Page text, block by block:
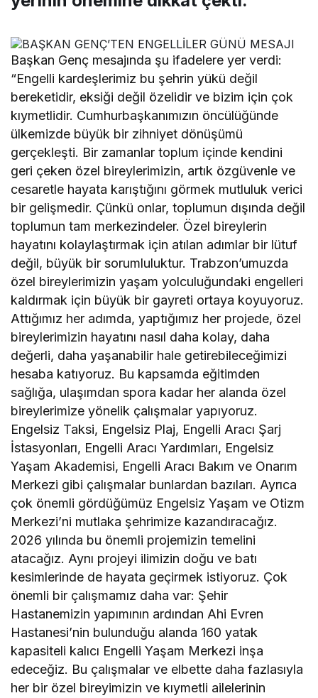
Başkan Genç mesajında şu ifadelere yer verdi:
“Engelli kardeşlerimiz bu şehrin yükü değil
bereketidir, eksiği değil özelidir ve bizim için çok
kıymetlidir. Cumhurbaşkanımızın öncülüğünde
ülkemizde büyük bir zihniyet dönüşümü
gerçekleşti. Bir zamanlar toplum içinde kendini
geri çeken özel bireylerimizin, artık özgüvenle ve
cesaretle hayata karıştığını görmek mutluluk verici
bir gelişmedir. Çünkü onlar, toplumun dışında değil
toplumun tam merkezindeler. Özel bireylerin
hayatını kolaylaştırmak için atılan adımlar bir lütuf
değil, büyük bir sorumluluktur. Trabzon’umuzda
özel bireylerimizin yaşam yolculuğundaki engelleri
kaldırmak için büyük bir gayreti ortaya koyuyoruz.
Attığımız her adımda, yaptığımız her projede, özel
bireylerimizin hayatını nasıl daha kolay, daha
değerli, daha yaşanabilir hale getirebileceğimizi
hesaba katıyoruz. Bu kapsamda eğitimden
sağlığa, ulaşımdan spora kadar her alanda özel
bireylerimize yönelik çalışmalar yapıyoruz.
Engelsiz Taksi, Engelsiz Plaj, Engelli Aracı Şarj
İstasyonları, Engelli Aracı Yardımları, Engelsiz
Yaşam Akademisi, Engelli Aracı Bakım ve Onarım
Merkezi gibi çalışmalar bunlardan bazıları. Ayrıca
çok önemli gördüğümüz Engelsiz Yaşam ve Otizm
Merkezi’ni mutlaka şehrimize kazandıracağız.
2026 yılında bu önemli projemizin temelini
atacağız. Aynı projeyi ilimizin doğu ve batı
kesimlerinde de hayata geçirmek istiyoruz. Çok
önemli bir çalışmamız daha var: Şehir
Hastanemizin yapımının ardından Ahi Evren
Hastanesi’nin bulunduğu alanda 160 yatak
kapasiteli kalıcı Engelli Yaşam Merkezi inşa
edeceğiz. Bu çalışmalar ve elbette daha fazlasıyla
her bir özel bireyimizin ve kıymetli ailelerinin